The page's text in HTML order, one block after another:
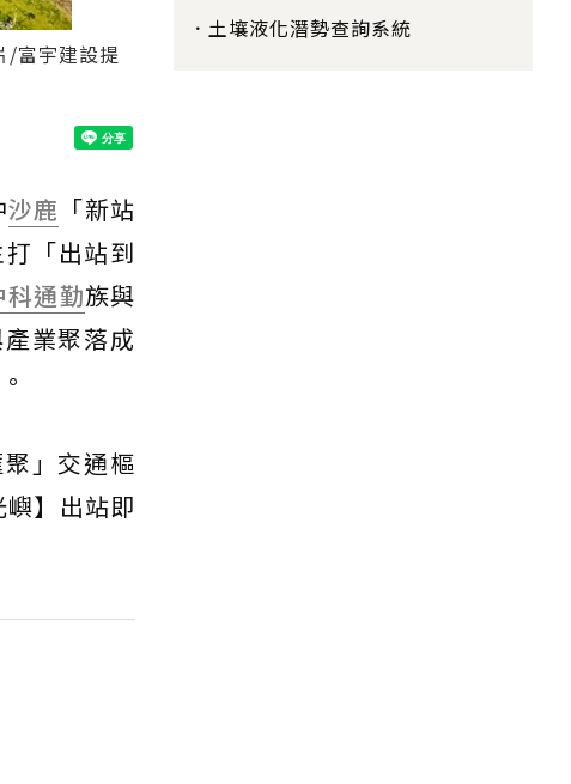
/富宇建設提
沙鹿 「新站
「出站到
科通勤族與
業聚落成
」交通樞
】出站即
土壤液化潛勢查詢系統